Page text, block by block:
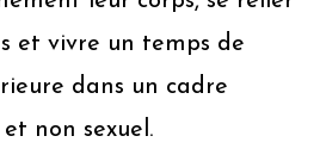
et vivre un temps de
dans un cadre
non sexuel.